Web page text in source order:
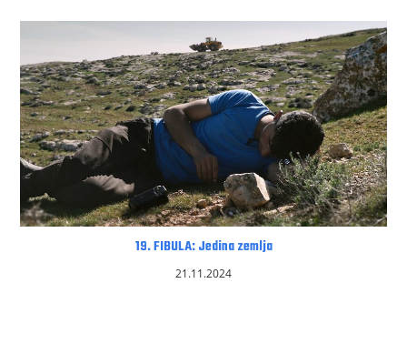
19. FIBULA: Jedina zemlja
21.11.2024